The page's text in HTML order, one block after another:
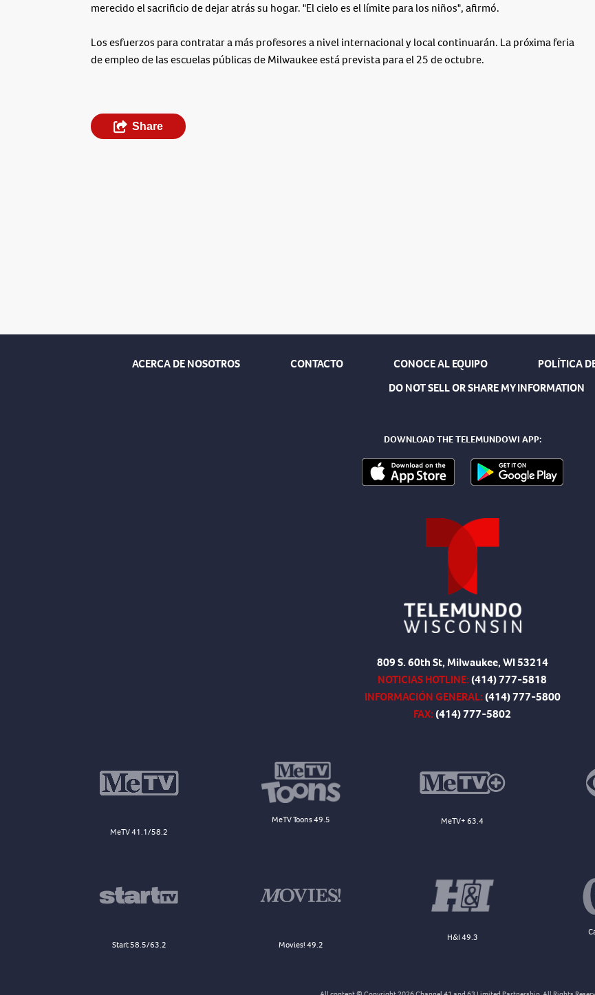
merecido el sacrificio de dejar atrás su hogar. "El cielo es el límite para los niños", afirmó.
Los esfuerzos para contratar a más profesores a nivel internacional y local continuarán. La próxima feria
de empleo de las escuelas públicas de Milwaukee está prevista para el 25 de octubre.
Share
ACERCA DE NOSOTROS CONTACTO CONOCE AL EQUIPO POLÍTICA
DO NOT SELL OR SHARE MY INFORMATION
DOWNLOAD THE TELEMUNDOWI APP:
809 S. 60th St, Milwaukee, WI 53214
NOTICIAS HOTLINE:(414) 777-5818
INFORMACIÓN GENERAL:(414) 777-5800
FAX:(414) 777-5802
MeTV 41.1/58.2
MeTV Toons 49.5 MeTV+ 63.4
Start 58.5/63.2 Movies! 49.2
H&I 49.3